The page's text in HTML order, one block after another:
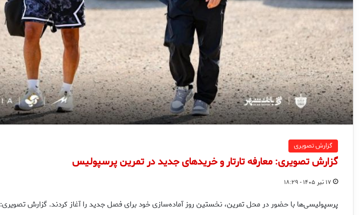
گزارش تصویری
گزارش تصویری: معارفه تارتار و خریدهای جدید در تمرین پرسپولیس
۱۷ تیر ۱۴۰۵ - ۱۸:۲۹
پرسپولیسی‌ها با حضور در محل تمرین، نخستین روز آماده‌سازی خود برای فصل جدید را آغاز کردند. گزارش تصویری: